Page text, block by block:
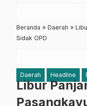
Beranda » Daerah »
Sidak OPD
Daerah Headline
Libur